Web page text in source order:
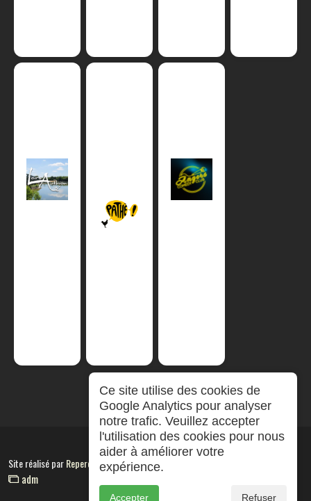
Site réalisé parRepereCom
adm
Ce site utilise des cookies de
Google Analytics pour analyser
notre trafic. Veuillez accepter
l'utilisation des cookies pour nous
aider à améliorer votre
expérience.
Accepter Refuser